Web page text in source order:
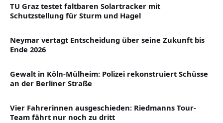
TU Graz testet faltbaren Solartracker mit
Schutzstellung für Sturm und Hagel
Neymar vertagt Entscheidung über seine Zukunft bis
Ende 2026
Gewalt in Köln-Mülheim: Polizei rekonstruiert Schüsse
an der Berliner Straße
Vier Fahrerinnen ausgeschieden: Riedmanns Tour-
Team fährt nur noch zu dritt